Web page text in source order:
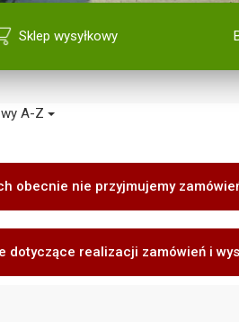
Sklep wysyłkowy
A-Z
obecnie nie przyjmujemy
dotyczące realizacji zamówień i